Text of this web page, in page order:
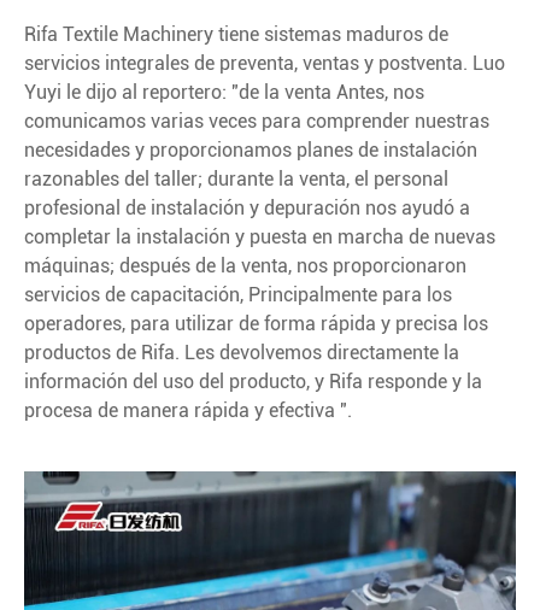
Rifa Textile Machinery tiene sistemas maduros de
servicios integrales de preventa, ventas y postventa. Luo
Yuyi le dijo al reportero: "de la venta Antes, nos
comunicamos varias veces para comprender nuestras
necesidades y proporcionamos planes de instalación
razonables del taller; durante la venta, el personal
profesional de instalación y depuración nos ayudó a
completar la instalación y puesta en marcha de nuevas
máquinas; después de la venta, nos proporcionaron
servicios de capacitación, Principalmente para los
operadores, para utilizar de forma rápida y precisa los
productos de Rifa. Les devolvemos directamente la
información del uso del producto, y Rifa responde y la
procesa de manera rápida y efectiva ".